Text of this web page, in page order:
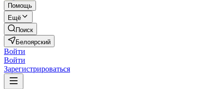
Помощь
Ещё
Поиск
Белоярский
Войти
Войти
Зарегистрироваться